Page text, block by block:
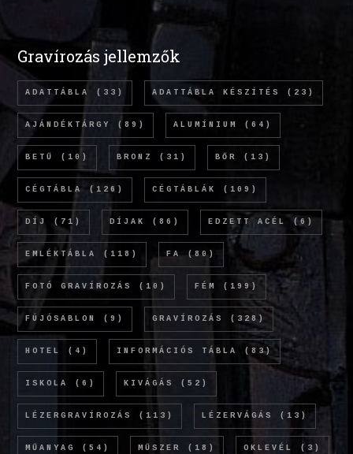
Gravírozás jellemzők
ADATTÁBLA (33) ADATTÁBLA KÉSZÍTÉS (23)
AJÁNDÉKTÁRGY (89) ALUMÍNIUM (64)
BETŰ (10) BRONZ (31) BŐR (13)
CÉGTÁBLA (126) CÉGTÁBLÁK (109)
DÍJ (71) DÍJAK (86) EDZETT ACÉL (6)
EMLÉKTÁBLA (118) FA (80)
FOTÓ GRAVÍROZÁS (10) FÉM (199)
FÚJÓSABLON (9) GRAVÍROZÁS (328)
HOTEL (4) INFORMÁCIÓS TÁBLA (83)
ISKOLA (6) KIVÁGÁS (52)
LÉZERGRAVÍROZÁS (113) LÉZERVÁGÁS (13)
MŰANYAG (54) MŰSZER (18) OKLEVÉL (3)